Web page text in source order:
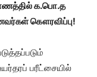
க.பொ.த
கௌரவிப்பு!
பரீட்சையில்